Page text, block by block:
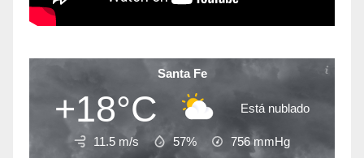
Santa Fe
+18°C Está nublado
11.5 m/s 57% 756mmHg